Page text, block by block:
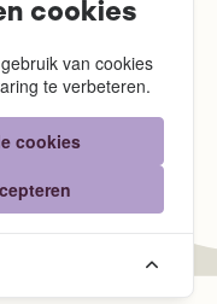
cookies
van cookies
te verbeteren.
cookies